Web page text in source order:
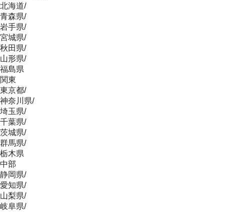
北海道/
青森県/
岩手県/
宮城県/
秋田県/
山形県/
福島県
関東
東京都/
神奈川県/
埼玉県/
千葉県/
茨城県/
群馬県/
栃木県
中部
静岡県/
愛知県/
山梨県/
岐阜県/